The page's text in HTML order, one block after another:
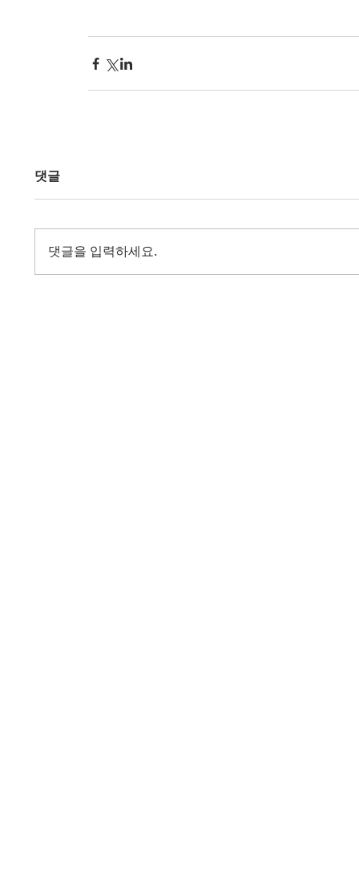
댓글
댓글을 입력하세요.